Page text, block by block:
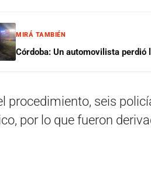
MIRÁ TAMBIÉN
Córdoba: Un automovilista
procedimiento, seis
por lo que fueron